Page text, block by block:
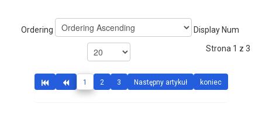
Ordering Display Num
Strona 1 z 3
1 2 3 Następny artykuł koniec